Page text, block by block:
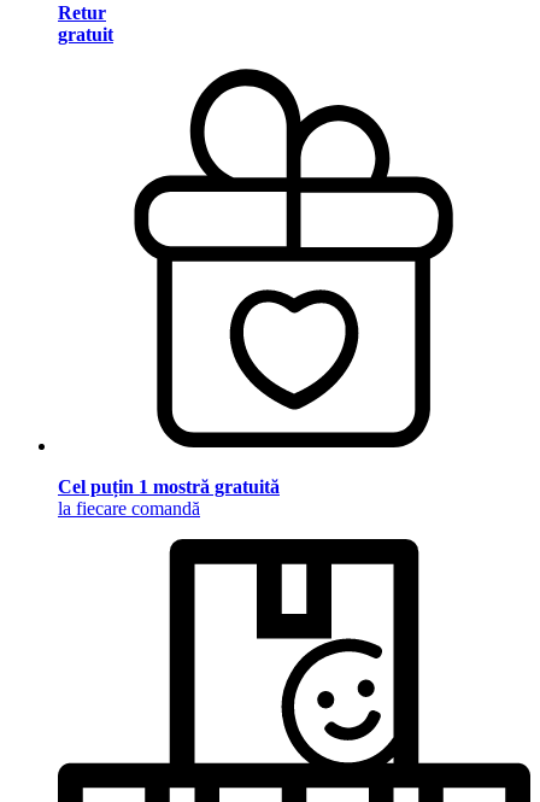
Retur
gratuit
Cel puțin 1 mostră gratuită
la fiecare comandă